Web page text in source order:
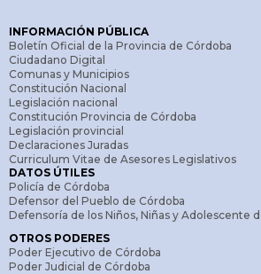
INFORMACIÓN PÚBLICA
Boletín Oficial de la Provincia de Córdoba
Ciudadano Digital
Comunas y Municipios
Constitución Nacional
Legislación nacional
Constitución Provincia de Córdoba
Legislación provincial
Declaraciones Juradas
Curriculum Vitae de Asesores Legislativos
DATOS ÚTILES
Policía de Córdoba
Defensor del Pueblo de Córdoba
Defensoría de los Niños, Niñas y Adolescente
OTROS PODERES
Poder Ejecutivo de Córdoba
Poder Judicial de Córdoba